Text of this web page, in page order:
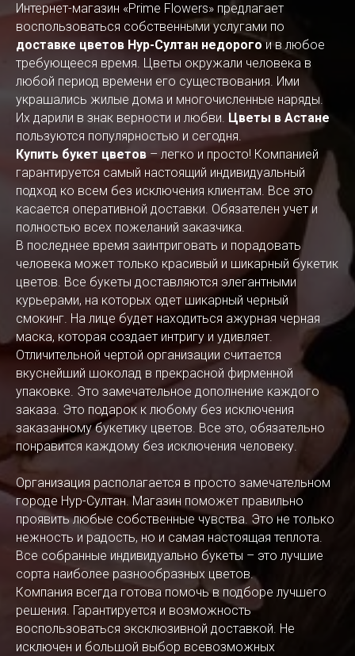
Интернет-магазин «Prime Flowers» предлагает
воспользоваться собственными услугами по
доставке цветов Нур-Султан недорогои в любое
требующееся время. Цветы окружали человека в
любой период времени его существования. Ими
украшались жилые дома и многочисленные наряды.
Их дарили в знак верности и любви. Цветы в Астане
пользуются популярностью и сегодня.
Купить букет цветов– легко и просто! Компанией
гарантируется самый настоящий индивидуальный
подход ко всем без исключения клиентам. Все это
касается оперативной доставки. Обязателен учет и
полностью всех пожеланий заказчика.
В последнее время заинтриговать и порадовать
человека может только красивый и шикарный букетик
цветов. Все букеты доставляются элегантными
курьерами, на которых одет шикарный черный
смокинг. На лице будет находиться ажурная черная
маска, которая создает интригу и удивляет.
Отличительной чертой организации считается
вкуснейший шоколад в прекрасной фирменной
упаковке. Это замечательное дополнение каждого
заказа. Это подарок к любому без исключения
заказанному букетику цветов. Все это, обязательно
понравится каждому без исключения человеку.
Организация располагается в просто замечательном
городе Нур-Султан. Магазин поможет правильно
проявить любые собственные чувства. Это не только
нежность и радость, но и самая настоящая теплота.
Все собранные индивидуально букеты – это лучшие
сорта наиболее разнообразных цветов.
Компания всегда готова помочь в подборе лучшего
решения. Гарантируется и возможность
воспользоваться эксклюзивной доставкой. Не
исключен и большой выбор всевозможных